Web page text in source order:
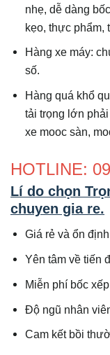
nhẹ, dễ dàng
kẹo, thực phẩm,
Hàng xe máy:
số.
Hàng quá khổ
tải trọng lớn
xe mooc sàn,
HOTLINE:
Lí do chọn
chuyen gia re.
Giá rẻ và ổn
Yên tâm về tiến
Miễn phí bốc
Độ ngũ nhân
Cam kết bồi